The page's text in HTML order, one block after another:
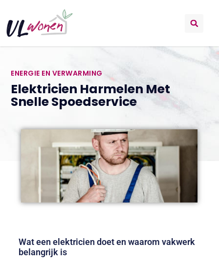
ENERGIE EN VERWARMING
Elektricien Harmelen Met
Snelle Spoedservice
Wat een elektricien doet en waarom vakwerk
belangrijk is